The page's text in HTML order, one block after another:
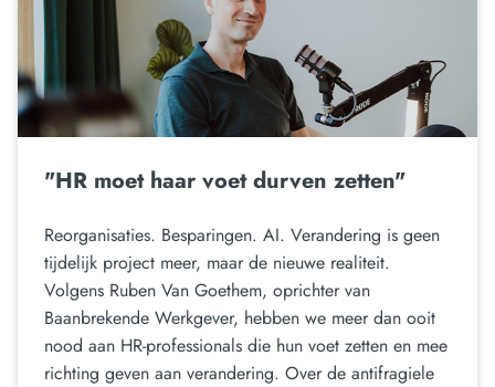
"HR moet haar voet durven zetten"
Reorganisaties. Besparingen. AI. Verandering is geen
tijdelijk project meer, maar de nieuwe realiteit.
Volgens Ruben Van Goethem, oprichter van
Baanbrekende Werkgever, hebben we meer dan ooit
nood aan HR-professionals die hun voet zetten en mee
richting geven aan verandering. Over de antifragiele